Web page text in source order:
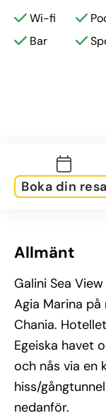
Wi-fi
Bar
Boka din resa
Allmänt
Galini Sea
Agia Marina
Chania.
Egeiska havet
och nås via en
hiss/
nedanför.